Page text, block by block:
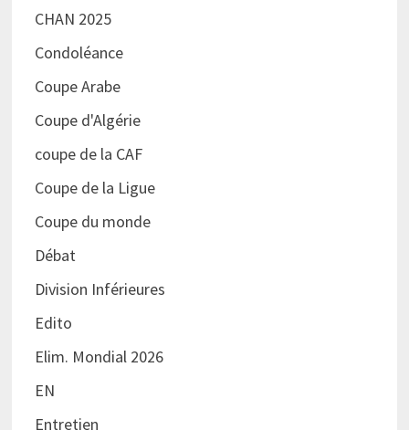
CHAN 2025
Condoléance
Coupe Arabe
Coupe d'Algérie
coupe de la CAF
Coupe de la Ligue
Coupe du monde
Débat
Division Inférieures
Edito
Elim. Mondial 2026
EN
Entretien